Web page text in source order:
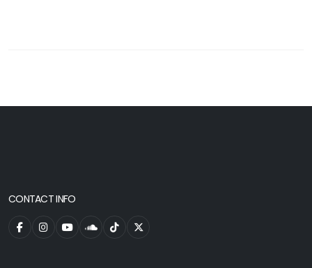
CONTACT INFO